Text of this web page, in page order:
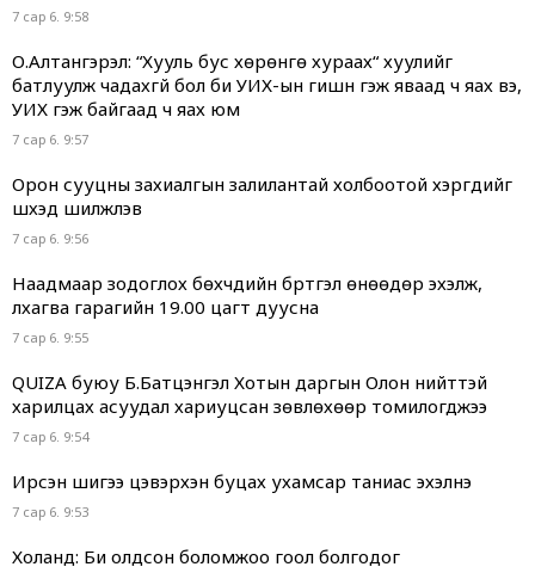
7 сар 6. 9:58
О.Алтангэрэл: “Хууль бус хөрөнгө хураах“ хуулийг
батлуулж чадахгүй бол би УИХ-ын гишүүн гэж яваад ч яах вэ,
УИХ гэж байгаад ч яах юм
7 сар 6. 9:57
Орон сууцны захиалгын залилантай холбоотой хэргүүдийг
шүүхэд шилжүүлэв
7 сар 6. 9:56
Наадмаар зодоглох бөхчүүдийн бүртгэл өнөөдөр эхэлж,
лхагва гарагийн 19.00 цагт дуусна
7 сар 6. 9:55
QUIZA буюу Б.Батцэнгэл Хотын даргын Олон нийттэй
харилцах асуудал хариуцсан зөвлөхөөр томилогджээ
7 сар 6. 9:54
Ирсэн шигээ цэвэрхэн буцах ухамсар таниас эхэлнэ
7 сар 6. 9:53
Холанд: Би олдсон боломжоо гоол болгодог